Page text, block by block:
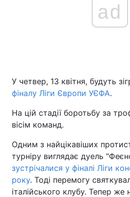
ad
У четвер, 13 квітня, будуть
фіналу Ліги Європи УЄФА.
На цій стадії боротьбу за
вісім команд.
Одним з найцікавіших
турніру виглядає дуель
зустрічалися у фіналі Ліги
року. Тоді перемогу
італійського клубу. Тепер же